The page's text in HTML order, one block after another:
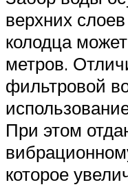
верхних
колодца
метров.
фильтровой
При этом
которое